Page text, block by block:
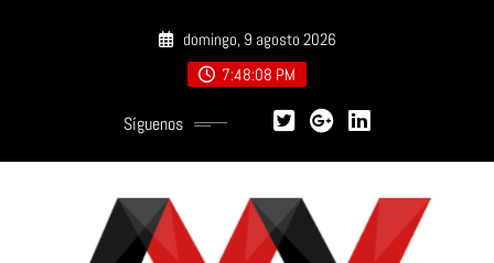
domingo, 9 agosto 2026
7:48:09 PM
Síguenos